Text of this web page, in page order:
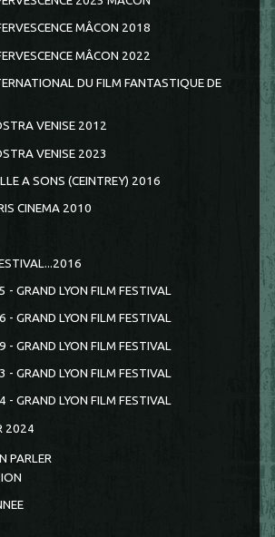
MÂCON 2018
MÂCON 2022
DU FILM FANTASTIQUE DE
VENISE 2012
VENISE 2023
A SONS (CEINTREY) 2016
CINEMA 2010
- GRAND LYON FILM FESTIVAL
- GRAND LYON FILM FESTIVAL
- GRAND LYON FILM FESTIVAL
- GRAND LYON FILM FESTIVAL
- GRAND LYON FILM FESTIVAL
2024
PARLER